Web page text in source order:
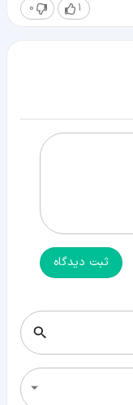
1
0
ثبت دیدگاه